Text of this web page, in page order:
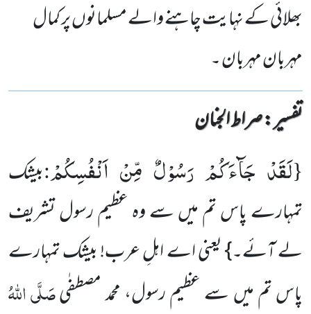
بھلائی کے نہایت چاہنے والے مسلمانوں پر کمال
مہربان مہربان ۔
تفسیر : ‎صراط الجنان
{لَقَدْ جَآءَكُمْ رَسُوْلٌ مِّنْ اَنْفُسِكُمْ:بیشک
تمہارے پاس تم میں سے وہ عظیم رسول تشریف
لے آئے۔} یعنی اے اہلِ عرب! بیشک تمہارے
پاس تم میں سے عظیم رسول، محمد مصطفٰیصَلَّی اللہُ